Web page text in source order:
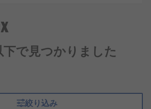
で見つかりました
絞り込み